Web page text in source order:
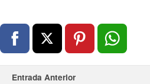
Entrada Anterior